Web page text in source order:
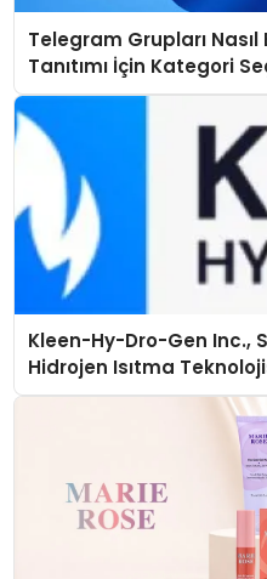
Telegram Grupları
Tanıtımı İçin Kategori
Kleen-Hy-Dro-Gen Inc.,
Hidrojen Isıtma
Düzenleyici Onaylarını